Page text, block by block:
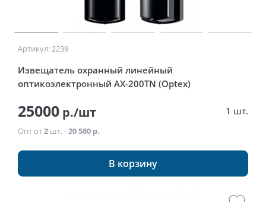
Артикул: 2239
Извещатель охранный линейный
оптикоэлектронный AX-200TN (Optex)
25000 р./шт 1 шт.
Опт от2 шт. -20 580 р.
В корзину